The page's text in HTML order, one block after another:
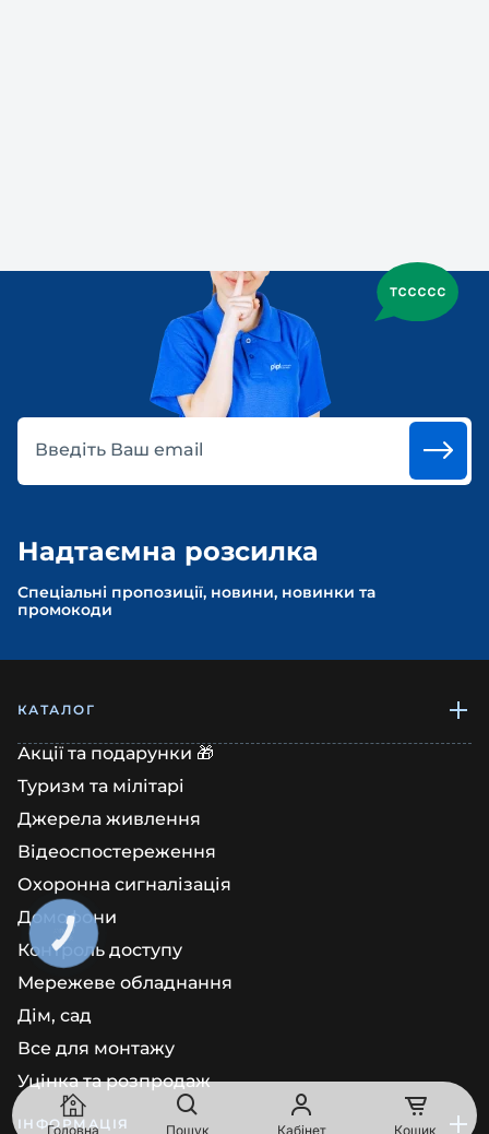
Введіть Ваш email
Надтаємна розсилка
Спеціальні пропозиції, новини, новинки та
промокоди
Головна Пошук Кабінет Кошик
КАТАЛОГ
Акції та подарунки 🎁
Туризм та мілітарі
Джерела живлення
Відеоспостереження
Охоронна сигналізація
Домофони
Контроль доступу
Мережеве обладнання
Дім, сад
Все для монтажу
Уцінка та розпродаж
ІНФОРМАЦІЯ
КНОПКА
ЗВ'ЯЗКУ